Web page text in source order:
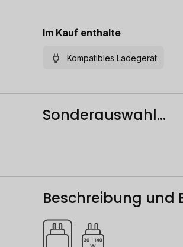
Im Kauf enthalte
Kompatibles Ladegerät
Sonderauswahl...
Beschreibung und